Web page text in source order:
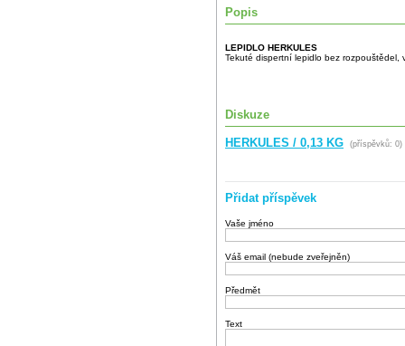
Popis
LEPIDLO HERKULES
Tekuté dispertní lepidlo bez
Diskuze
HERKULES / 0,13 KG (příspěvků: 0)
Přidat příspěvek
Vaše jméno
Váš email (nebude zveřejněn)
Předmět
Text